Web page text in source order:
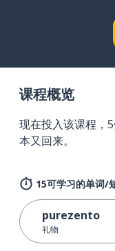
课程概览
现在投入该课程，
本又回来。
15可学习的单词/
purezento
礼物